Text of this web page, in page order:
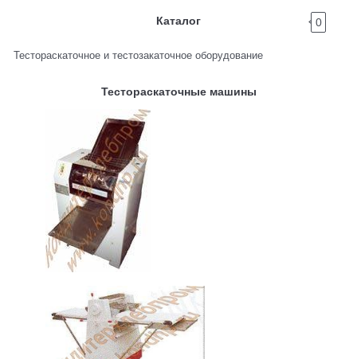
Каталог 0
Тестораскаточное и тестозакаточное оборудование
Тестораскаточные машины